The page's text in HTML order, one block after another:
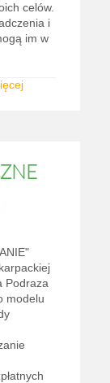
celów.
i
im w
Podraza
modelu